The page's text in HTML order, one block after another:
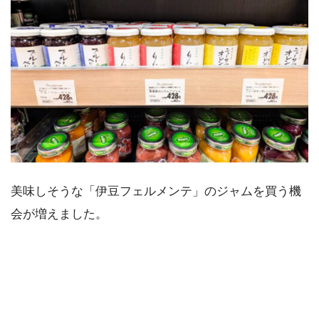
美味しそうな「伊豆フェルメンテ」のジャムを買う機
会が増えました。